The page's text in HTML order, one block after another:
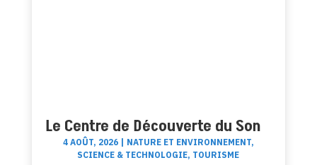
Le Centre de Découverte du Son
4 AOÛT, 2026| NATURE ET ENVIRONNEMENT,
SCIENCE & TECHNOLOGIE, TOURISME